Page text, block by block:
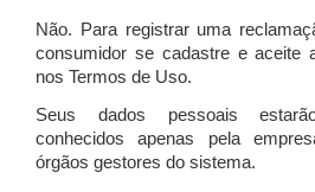
Não. Para registrar uma
consumidor se cadastre e aceite
nos Termos de Uso.
Seus dados pessoais
conhecidos apenas pela
órgãos gestores do sistema.